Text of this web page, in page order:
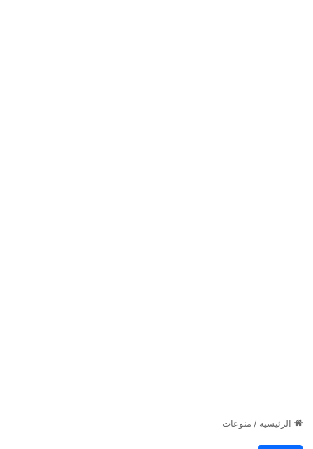
الرئيسية / منوعات